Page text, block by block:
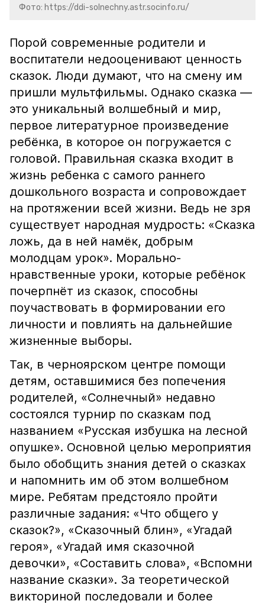
Фото: https://ddi-solnechny.astr.socinfo.ru/
Порой современные родители и
воспитатели недооценивают ценность
сказок. Люди думают, что на смену им
пришли мультфильмы. Однако сказка —
это уникальный волшебный и мир,
первое литературное произведение
ребёнка, в которое он погружается с
головой. Правильная сказка входит в
жизнь ребенка с самого раннего
дошкольного возраста и сопровождает
на протяжении всей жизни. Ведь не зря
существует народная мудрость: «Сказка
ложь, да в ней намёк, добрым
молодцам урок». Морально-
нравственные уроки, которые ребёнок
почерпнёт из сказок, способны
поучаствовать в формировании его
личности и повлиять на дальнейшие
жизненные выборы.
Так, в черноярском центре помощи
детям, оставшимися без попечения
родителей, «Солнечный» недавно
состоялся турнир по сказкам под
названием «Русская избушка на лесной
опушке». Основной целью мероприятия
было обобщить знания детей о сказках
и напомнить им об этом волшебном
мире. Ребятам предстояло пройти
различные задания: «Что общего у
сказок?», «Сказочный блин», «Угадай
героя», «Угадай имя сказочной
девочки», «Составить слова», «Вспомни
название сказки». За теоретической
викториной последовали и более